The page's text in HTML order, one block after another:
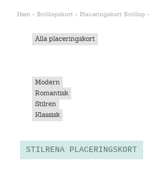
Hem - Bröllopskort - Placeringskort Bröllop -
Alla placeringskort
Modern
Romantisk
Stilren
Klassisk
STILRENA PLACERINGSKORT